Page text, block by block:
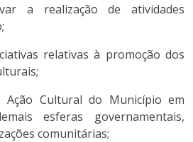
a realização de atividades
relativas à promoção dos
Ação Cultural do Município em
esferas governamentais,
comunitárias;